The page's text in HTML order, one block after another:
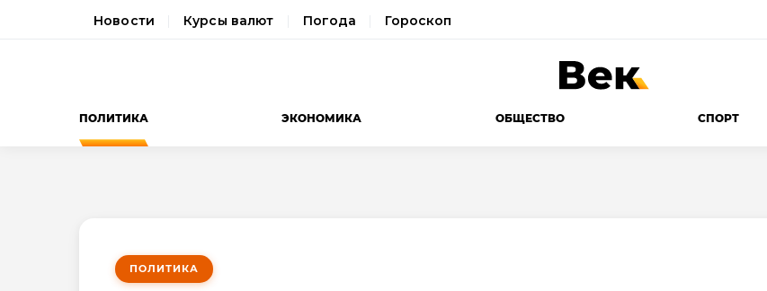
Новости Курсы валют Погода Гороскоп
ПОЛИТИКА ЭКОНОМИКА ОБЩЕСТВО СПОРТ
ПОЛИТИКА